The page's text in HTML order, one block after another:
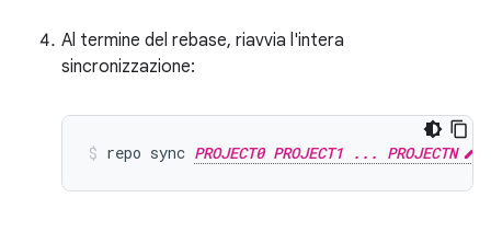
Al termine del rebase, riavvia l'intera
sincronizzazione:
repo sync PROJECT0 PROJECT1 ... PROJECTN